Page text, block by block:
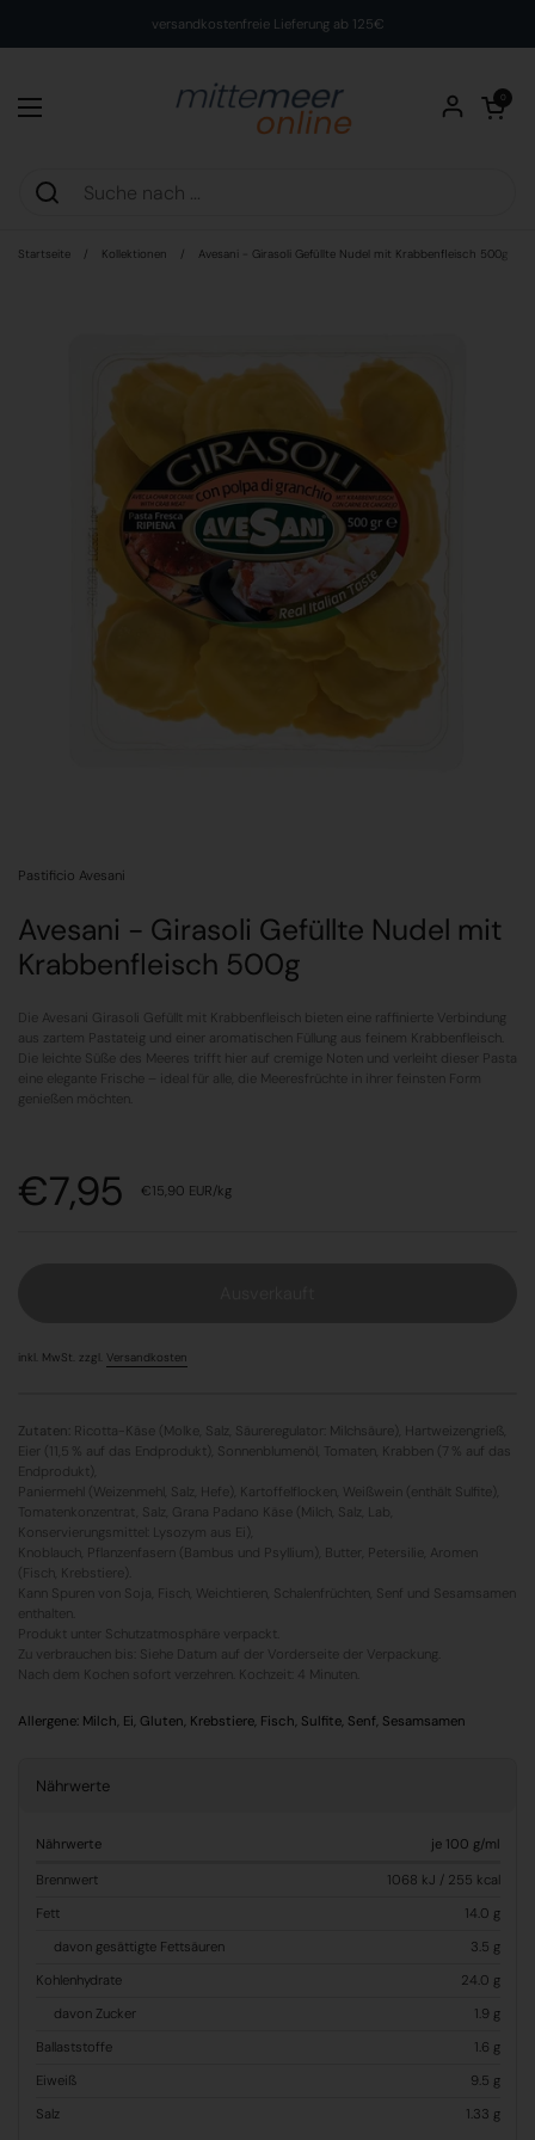
versandkostenfreie Lieferung ab 125€
Menü öffnen
Warenkorb
0
Startseite / Kollektionen / Avesani - Girasoli Gefüllte Nudel mit Krabbenfleisch 500g
Pastificio Avesani
Avesani - Girasoli Gefüllte Nudel mit
Krabbenfleisch 500g
Die Avesani Girasoli Gefüllt mit Krabbenfleisch bieten eine raffinierte Verbindung
aus zartem Pastateig und einer aromatischen Füllung aus feinem Krabbenfleisch.
Die leichte Süße des Meeres trifft hier auf cremige Noten und verleiht dieser Pasta
eine elegante Frische – ideal für alle, die Meeresfrüchte in ihrer feinsten Form
genießen möchten.
Preis:
€7,95 Stückpreis:
€15,90 EUR/kg
inkl. MwSt. zzgl. Versandkosten
Zutaten: Ricotta-Käse (Molke, Salz, Säureregulator: Milchsäure), Hartweizengrieß,
Eier (11,5 % auf das Endprodukt), Sonnenblumenöl, Tomaten, Krabben (7 % auf das
Endprodukt),
Paniermehl (Weizenmehl, Salz, Hefe), Kartoffelflocken, Weißwein (enthält Sulfite),
Tomatenkonzentrat, Salz, Grana Padano Käse (Milch, Salz, Lab,
Konservierungsmittel: Lysozym aus Ei),
Knoblauch, Pflanzenfasern (Bambus und Psyllium), Butter, Petersilie, Aromen
(Fisch, Krebstiere).
Kann Spuren von Soja, Fisch, Weichtieren, Schalenfrüchten, Senf und Sesamsamen
enthalten.
Produkt unter Schutzatmosphäre verpackt.
Zu verbrauchen bis: Siehe Datum auf der Vorderseite der Verpackung.
Nach dem Kochen sofort verzehren. Kochzeit: 4 Minuten.
Allergene: Milch, Ei, Gluten, Krebstiere, Fisch, Sulfite, Senf, Sesamsamen
Nährwerte
Nährwerte
je 100 g/ml
Brennwert
1068 kJ / 255 kcal
Fett
14.0 g
davon gesättigte Fettsäuren
3.5 g
Kohlenhydrate
24.0 g
davon Zucker
1.9 g
Ballaststoffe
1.6 g
Eiweiß
9.5 g
Salz
1.33 g